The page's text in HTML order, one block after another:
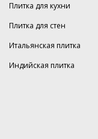
Плитка для кухни
Плитка для стен
Итальянская плитка
Индийская плитка